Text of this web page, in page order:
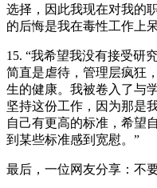
选择，因此我现在对我的
的后悔是我在毒性工作上
15. “我希望我没有接受研
简直是虐待，管理层疯狂
生的健康。我被卷入了与
坚持这份工作，因为那是
自己有更高的标准，希望
到某些标准感到宽慰。”
最后，一位网友分享：不